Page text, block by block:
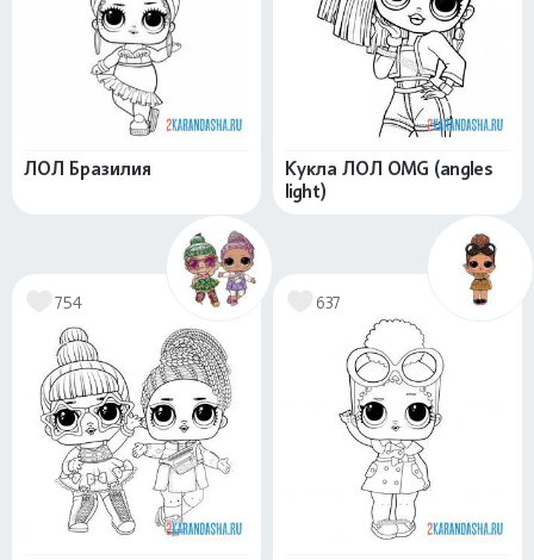
ЛОЛ Бразилия
Кукла ЛОЛ OMG (angles
light)
754 637